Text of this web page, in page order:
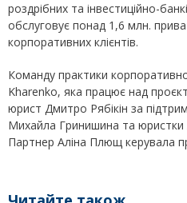
роздрібних та інвестиційно-
обслуговує понад 1,6 млн.
корпоративних клієнтів.
Команду практики
Kharenko, яка працює над
юрист Дмитро Рябікін за
Михайла Гринишина та юристки
Партнер Аліна Плющ керувала